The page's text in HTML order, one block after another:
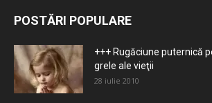
POSTĂRI POPULARE
+++ Rugăciune puternică
grele ale vieţii
28 iulie 2010